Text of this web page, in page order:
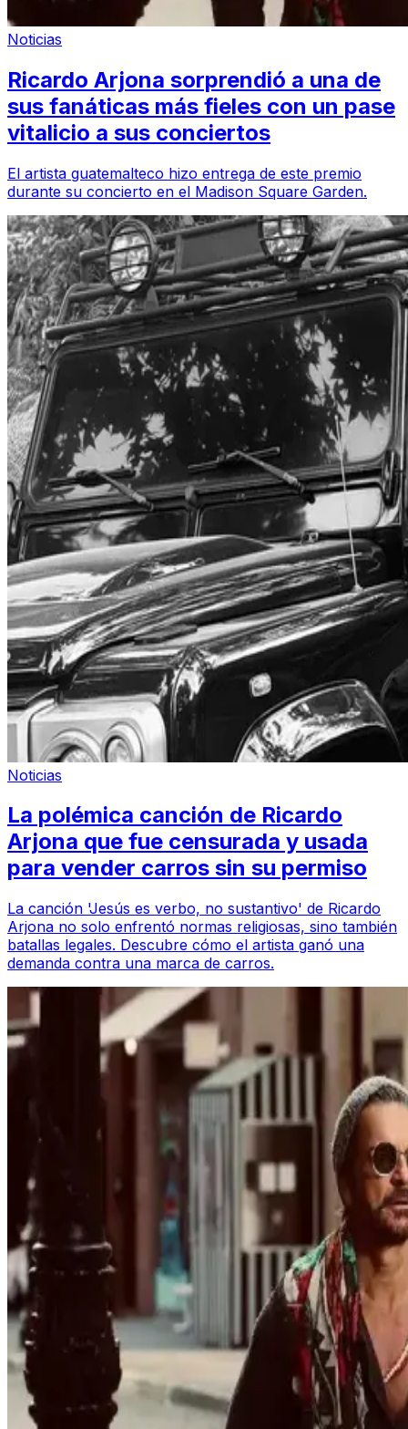
Noticias
Ricardo Arjona sorprendió a una de
sus fanáticas más fieles con un pase
vitalicio a sus conciertos
El artista guatemalteco hizo entrega de este premio
durante su concierto en el Madison Square Garden.
Noticias
La polémica canción de Ricardo
Arjona que fue censurada y usada
para vender carros sin su permiso
La canción 'Jesús es verbo, no sustantivo' de Ricardo
Arjona no solo enfrentó normas religiosas, sino también
batallas legales. Descubre cómo el artista ganó una
demanda contra una marca de carros.